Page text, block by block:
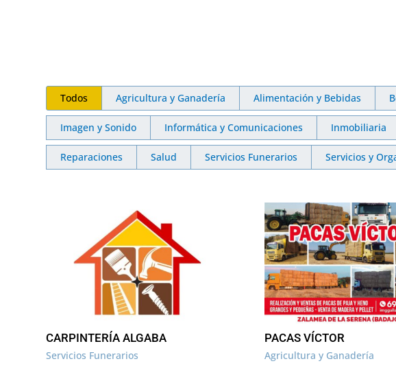
Todos Agricultura y Ganadería Alimentación y Bebidas
Imagen y Sonido Informática y Comunicaciones Inmobiliaria
Reparaciones Salud Servicios Funerarios Servicios y
CARPINTERÍA ALGABA
Servicios Funerarios
PACAS VÍCTOR
Agricultura y Ganadería